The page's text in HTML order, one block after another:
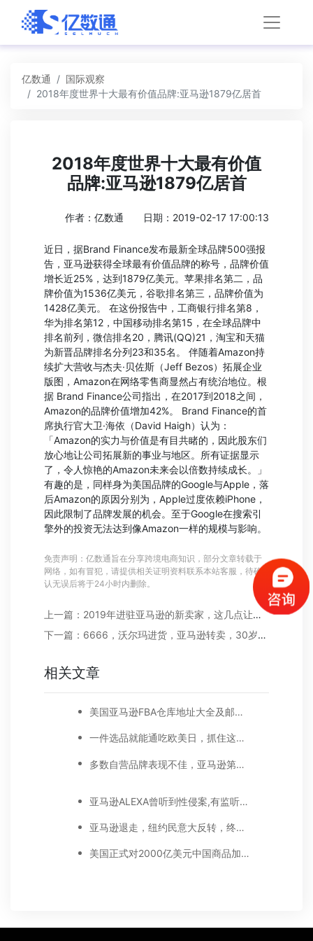
亿数通
国际观察
2018年度世界十大最有价值品牌:亚马逊1879亿居首
2018年度世界十大最有价值
品牌:亚马逊1879亿居首
作者：亿数通 日期：2019-02-17 17:00:13
近日，据Brand Finance发布最新全球品牌500强报
告，亚马逊获得全球最有价值品牌的称号，品牌价值
增长近25%，达到1879亿美元。苹果排名第二，品
牌价值为1536亿美元，谷歌排名第三，品牌价值为
1428亿美元。 在这份报告中，工商银行排名第8，
华为排名第12，中国移动排名第15，在全球品牌中
排名前列，微信排名20，腾讯(QQ)21，淘宝和天猫
为新晋品牌排名分列23和35名。 伴随着Amazon持
续扩大营收与杰夫·贝佐斯（Jeff Bezos）拓展企业
版图，Amazon在网络零售商显然占有统治地位。根
据 Brand Finance公司指出，在2017到2018之间，
Amazon的品牌价值增加42%。 Brand Finance的首
席执行官大卫·海依（David Haigh）认为：
「Amazon的实力与价值是有目共睹的，因此股东们
放心地让公司拓展新的事业与地区。所有证据显示
了，令人惊艳的Amazon未来会以倍数持续成长。」
有趣的是，同样身为美国品牌的Google与Apple，落
后Amazon的原因分别为，Apple过度依赖iPhone，
因此限制了品牌发展的机会。至于Google在搜索引
擎外的投资无法达到像Amazon一样的规模与影响。
免责声明：亿数通旨在分享跨境电商知识，部分文章转载于
网络，如有冒犯，请提供相关证明资料联系本站客服，待确
认无误后将于24小时内删除。
上一篇：2019年进驻亚马逊的新卖家，这几点让你赢在起跑线
下一篇：6666，沃尔玛进货，亚马逊转卖，30岁美国小哥年赚600万美金！
相关文章
美国亚马逊FBA仓库地址大全及邮编对应一览表
一件选品就能通吃欧美日，抓住这些亚马逊户外运动细分类目，畅销全球不是梦
多数自营品牌表现不佳，亚马逊第三方卖家机会来了！
亚马逊ALEXA曾听到性侵案,有监听人员千人，家庭住址都能摸到
亚马逊退走，纽约民意大反转，终自食其果
美国正式对2000亿美元中国商品加征25%关税，卖家如何应对？